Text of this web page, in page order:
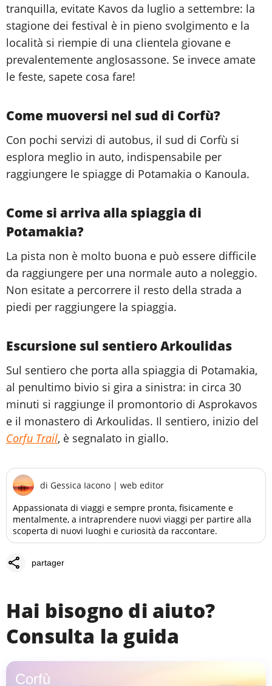
tranquilla, evitate Kavos da luglio a settembre: la
stagione dei festival è in pieno svolgimento e la
località si riempie di una clientela giovane e
prevalentemente anglosassone. Se invece amate
le feste, sapete cosa fare!
Come muoversi nel sud di Corfù?
Con pochi servizi di autobus, il sud di Corfù si
esplora meglio in auto, indispensabile per
raggiungere le spiagge di Potamakia o Kanoula.
Come si arriva alla spiaggia di
Potamakia?
La pista non è molto buona e può essere difficile
da raggiungere per una normale auto a noleggio.
Non esitate a percorrere il resto della strada a
piedi per raggiungere la spiaggia.
Escursione sul sentiero Arkoulidas
Sul sentiero che porta alla spiaggia di Potamakia,
al penultimo bivio si gira a sinistra: in circa 30
minuti si raggiunge il promontorio di Asprokavos
e il monastero di Arkoulidas. Il sentiero, inizio del
Corfu Trail, è segnalato in giallo.
di Gessica Iacono | web editor
Appassionata di viaggi e sempre pronta, fisicamente e
mentalmente, a intraprendere nuovi viaggi per partire alla
scoperta di nuovi luoghi e curiosità da raccontare.
share partager
Hai bisogno di aiuto?
Consulta la guida
Corfù